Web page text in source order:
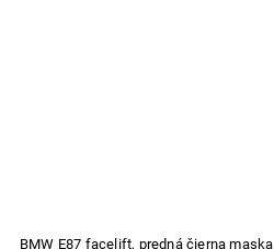
BMW E87 facelift, predná čierna maska